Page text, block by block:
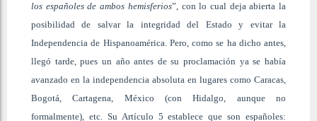
los españoles de ambos hemisferios”, con lo cual deja abierta la
posibilidad de salvar la integridad del Estado y evitar la
Independencia de Hispanoamérica. Pero, como se ha dicho antes,
llegó tarde, pues un año antes de su proclamación ya se había
avanzado en la independencia absoluta en lugares como Caracas,
Bogotá, Cartagena, México (con Hidalgo, aunque no
formalmente), etc. Su Artículo 5 establece que son españoles: